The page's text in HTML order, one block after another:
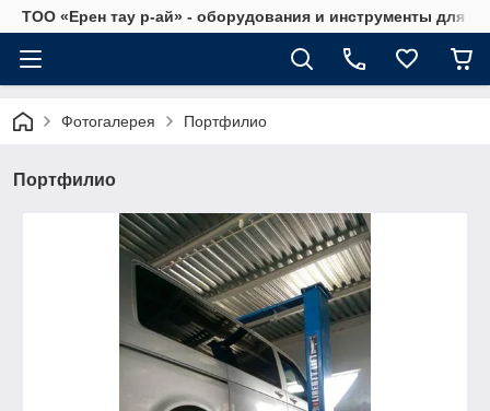
ТОО «Ерен тау р-ай» - оборудования и инструменты для
Фотогалерея Портфилио
Портфилио